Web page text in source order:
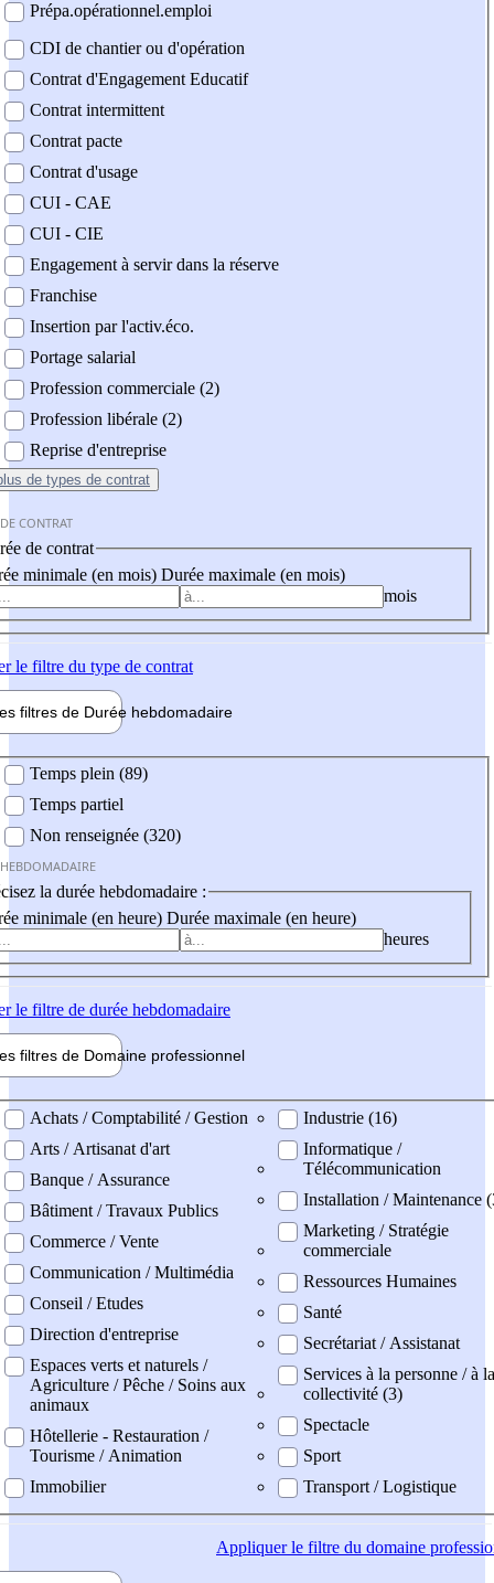
Prépa.opérationnel.emploi
CDI de chantier ou d'opération
Contrat d'Engagement Educatif
Contrat intermittent
Contrat pacte
Contrat d'usage
CUI - CAE
CUI - CIE
Engagement à servir dans la réserve
Franchise
Insertion par l'activ.éco.
Portage salarial
Profession commerciale (2)
Profession libérale (2)
Reprise d'entreprise
de types de contrat
CONTRAT
de contrat
minimale (en mois) Durée maximale (en mois)
mois
le filtre du type de contrat
filtres de Durée hebdomadaire
Temps plein (89)
Temps partiel
Non renseignée (320)
la durée hebdomadaire :
minimale (en heure) Durée maximale (en heure)
heures
le filtre de durée hebdomadaire
filtres de Domaine professionnel
professionel
Achats / Comptabilité / Gestion
Arts / Artisanat d'art
Banque / Assurance
Bâtiment / Travaux Publics
Commerce / Vente
Communication / Multimédia
Conseil / Etudes
Direction d'entreprise
Espaces verts et naturels /
Agriculture / Pêche / Soins aux
animaux
Hôtellerie - Restauration /
Tourisme / Animation
Immobilier
Industrie (16)
Informatique /
Télécommunication
Installation / Maintenance
Marketing / Stratégie
commerciale
Ressources Humaines
Santé
Secrétariat / Assistanat
Services à la personne / à la
collectivité (3)
Spectacle
Sport
Transport / Logistique
Appliquerle filtre du domaine